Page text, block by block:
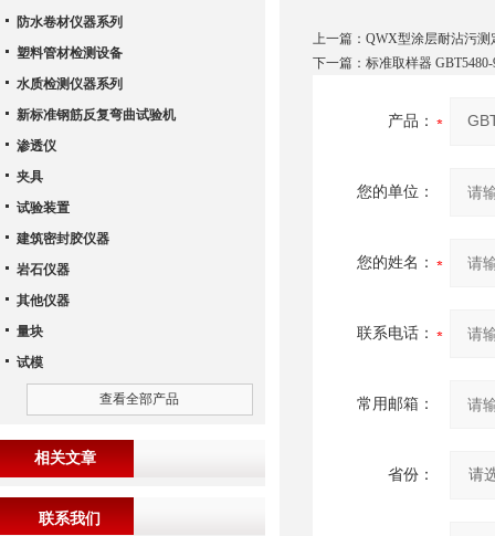
上一篇： QWX型涂层耐沾污测
下一篇： 标准取样器
产品：
您的单位：
您的姓名：
联系电话：
常用邮箱：
省份：
防水卷材仪器系列
塑料管材检测设备
水质检测仪器系列
新标准钢筋反复弯曲试验机
渗透仪
夹具
试验装置
建筑密封胶仪器
岩石仪器
其他仪器
量块
试模
查看全部产品
相关文章
联系我们